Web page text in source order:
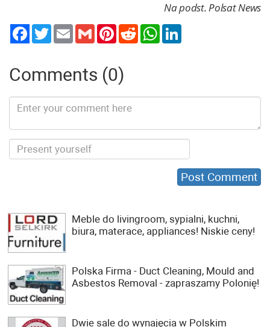
Na podst. Polsat News
TwitterEmail Gmail PinterestReddit WhatsApp
Comments (0)
Meble do livingroom, sypialni, kuchni,
biura, materace, appliances! Niskie ceny!
Polska Firma - Duct Cleaning, Mould and
Asbestos Removal - zapraszamy Polonię!
Dwie sale do wynajęcia w Polskim